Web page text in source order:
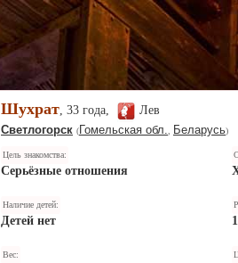
Шухрат, 33 года,
Лев
Светлогорск (Гомельская обл. Беларусь)
Цель знакомства:
Серьёзные отношения
Наличие детей:
Детей нет
Вес: